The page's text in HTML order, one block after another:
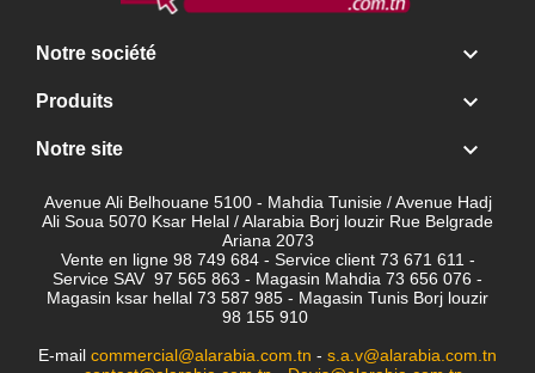
Notre société 
Produits 
Notre site 
Avenue Ali Belhouane 5100 - Mahdia Tunisie / Avenue Hadj
Ali Soua 5070 Ksar Helal / Alarabia Borj louzir Rue Belgrade
Ariana 2073
Vente en ligne 98 749 684 - Service client 73 671 611 -
Service SAV 97 565 863 - Magasin Mahdia 73 656 076 -
Magasin ksar hellal 73 587 985 - Magasin Tunis Borj louzir
98 155 910
E-mail commercial@alarabia.com.tn - s.a.v@alarabia.com.tn